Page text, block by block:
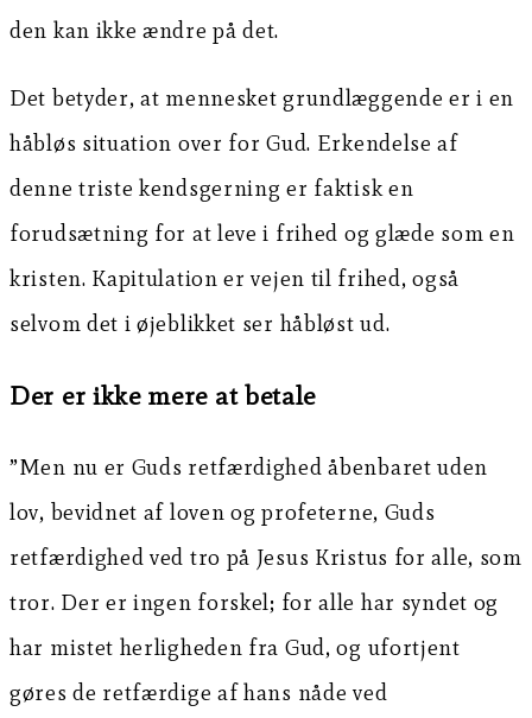
den kan ikke ændre på det.
Det betyder, at mennesket grundlæggende er i en
håbløs situation over for Gud. Erkendelse af
denne triste kendsgerning er faktisk en
forudsætning for at leve i frihed og glæde som en
kristen. Kapitulation er vejen til frihed, også
selvom det i øjeblikket ser håbløst ud.
Der er ikke mere at betale
”Men nu er Guds retfærdighed åbenbaret uden
lov, bevidnet af loven og profeterne, Guds
retfærdighed ved tro på Jesus Kristus for alle, som
tror. Der er ingen forskel; for alle har syndet og
har mistet herligheden fra Gud, og ufortjent
gøres de retfærdige af hans nåde ved